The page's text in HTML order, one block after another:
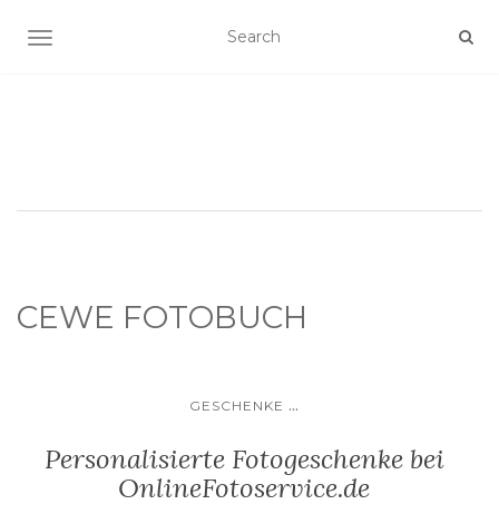
SCHALTE NAVIGATION
CEWE FOTOBUCH
GESCHENKE ...
Personalisierte Fotogeschenke bei
OnlineFotoservice.de